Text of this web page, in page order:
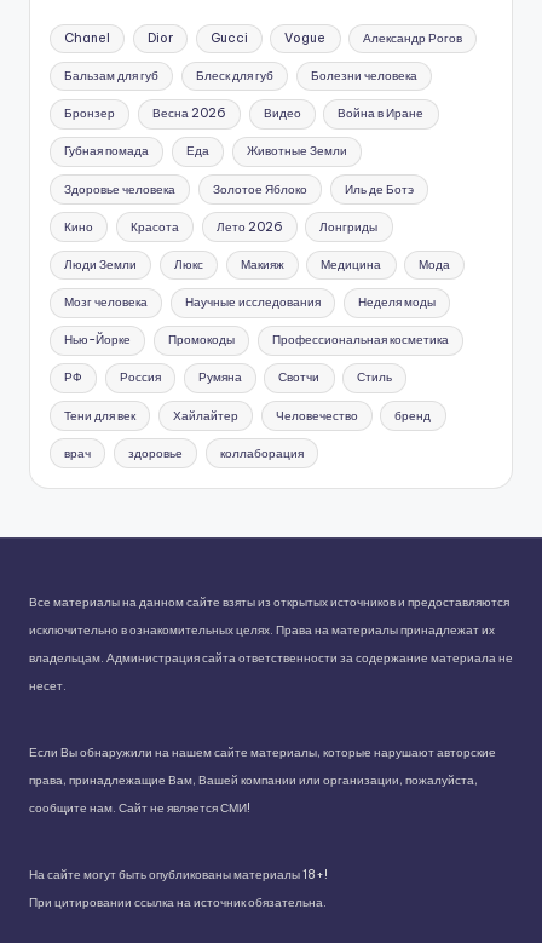
Chanel Dior Gucci Vogue Александр Рогов
Бальзам для губ Блеск для губ Болезни человека
Бронзер Весна 2026 Видео Война в Иране
Губная помада Еда Животные Земли
Здоровье человека Золотое Яблоко Иль де Ботэ
Кино Красота Лето 2026 Лонгриды
Люди Земли Люкс Макияж Медицина Мода
Мозг человека Научные исследования Неделя моды
Нью-Йорке Промокоды Профессиональная косметика
РФ Россия Румяна Свотчи Стиль
Тени для век Хайлайтер Человечество бренд
врач здоровье коллаборация
Все материалы на данном сайте взяты из открытых источников и предоставляются
исключительно в ознакомительных целях. Права на материалы принадлежат их
владельцам. Администрация сайта ответственности за содержание материала не
несет.
Если Вы обнаружили на нашем сайте материалы, которые нарушают авторские
права, принадлежащие Вам, Вашей компании или организации, пожалуйста,
сообщите нам. Сайт не является СМИ!
На сайте могут быть опубликованы материалы 18+!
При цитировании ссылка на источник обязательна.